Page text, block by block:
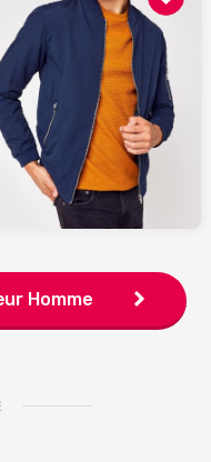
31.99
SARENZA.com
Homme